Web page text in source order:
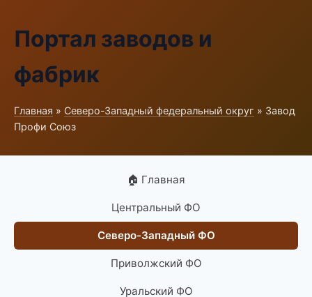
Портал заводов и
фабрик
Главная » Северо-Западный федеральный округ » Завод
Профи Союз
🏠 Главная
Центральный ФО
Северо-Западный ФО
Приволжский ФО
Уральский ФО